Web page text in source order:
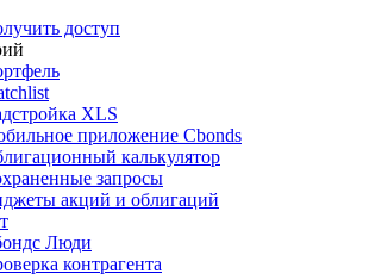
доступ
XLS
приложение Cbonds
калькулятор
запросы
акций и облигаций
Люди
контрагента